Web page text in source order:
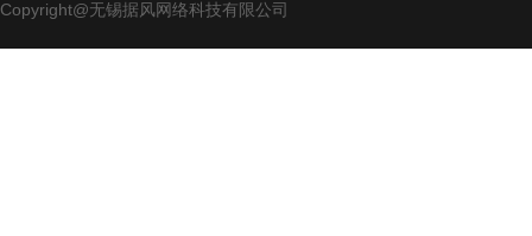
Copyright@无锡据风网络科技有限公司